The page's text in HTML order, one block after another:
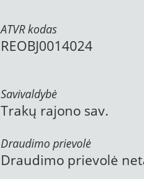
ATVR kodas
REOBJ0014024
Savivaldybė
Trakų rajono sav.
Draudimo prievolė
Draudimo prievolė